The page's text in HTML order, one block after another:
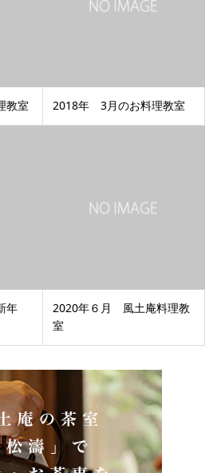
教室 2018年 3月のお料理教室
年
2020年６月 風土庵料理教
室